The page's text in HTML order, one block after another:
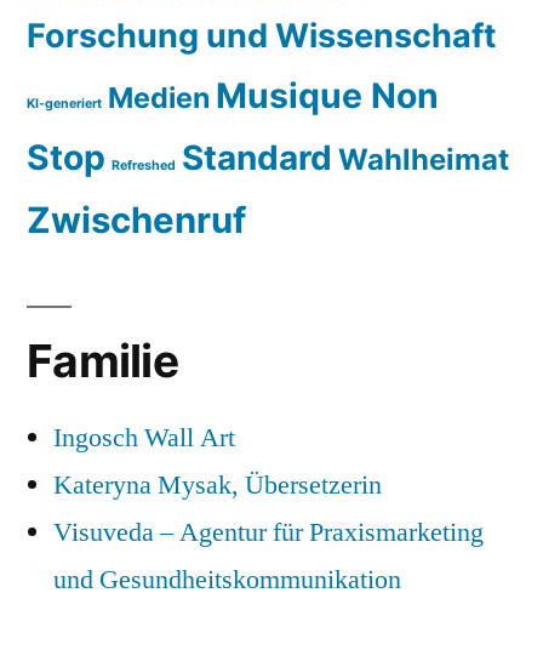
Forschung und Wissenschaft
KI-generiert Medien Musique Non
Stop Refreshed Standard Wahlheimat
Zwischenruf
Familie
Ingosch Wall Art
Kateryna Mysak, Übersetzerin
Visuveda – Agentur für Praxismarketing
und Gesundheitskommunikation